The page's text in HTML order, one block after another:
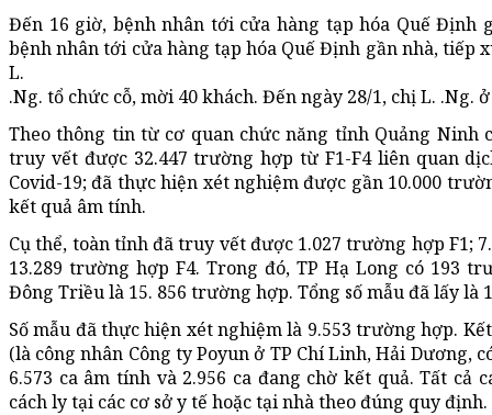
Đến 16 giờ, bệnh nhân tới cửa hàng tạp hóa Quế Định
bệnh nhân tới cửa hàng tạp hóa Quế Định gần nhà, tiếp
L.
.Ng. tổ chức cỗ, mời 40 khách. Đến ngày 28/1, chị L. .Ng.
Theo thông tin từ cơ quan chức năng tỉnh Quảng Ninh
truy vết được 32.447 trường hợp từ F1-F4 liên quan
Covid-19; đã thực hiện xét nghiệm được gần 10.000
kết quả âm tính.
Cụ thể, toàn tỉnh đã truy vết được 1.027 trường hợp F1;
13.289 trường hợp F4. Trong đó, TP Hạ Long có 193
Đông Triều là 15. 856 trường hợp. Tổng số mẫu đã lấy là
Số mẫu đã thực hiện xét nghiệm là 9.553 trường hợp.
(là công nhân Công ty Poyun ở TP Chí Linh, Hải
6.573 ca âm tính và 2.956 ca đang chờ kết quả. Tất
cách ly tại các cơ sở y tế hoặc tại nhà theo đúng quy định.